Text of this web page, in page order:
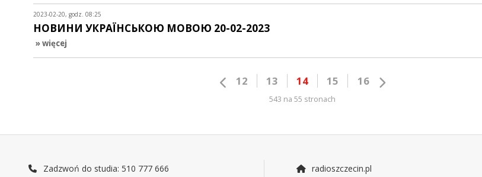
2023-02-20, godz. 08:25
НОВИНИ УКРАЇНСЬКОЮ МОВОЮ 20-02-2023
» więcej
12 13 14 15 16
543 na 55 stronach
Zadzwoń do studia: 510 777 666
radioszczecin.pl